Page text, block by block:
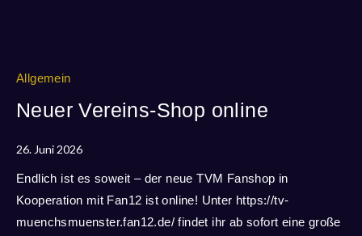
Allgemein
Neuer Vereins-Shop online
26. Juni 2026
Endlich ist es soweit – der neue TVM Fanshop in
Kooperation mit Fan12 ist online! Unter https://tv-
muenchsmuenster.fan12.de/ findet ihr ab sofort eine große